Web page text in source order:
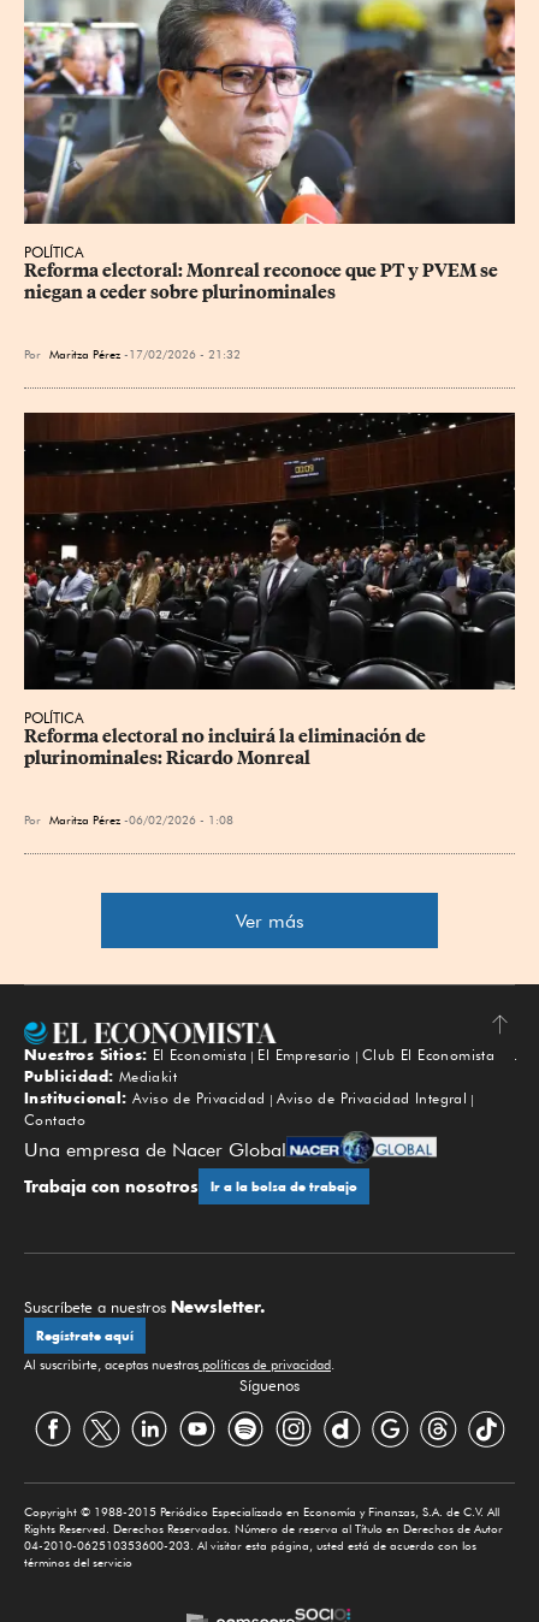
POLÍTICA
Reforma electoral: Monreal reconoce que PT y PVEM se
niegan a ceder sobre plurinominales
Por Maritza Pérez 17/02/2026 - 21:32
POLÍTICA
Reforma electoral no incluirá la eliminación de
plurinominales: Ricardo Monreal
Por Maritza Pérez 06/02/2026 - 1:08
Ver más
Subir
Nuestros Sitios: El Economista El Empresario
Club El Economista
Publicidad: Mediakit
Institucional: Aviso de Privacidad
Aviso de Privacidad Integral
Contacto
Una empresa de Nacer Global
Trabaja con nosotros Ir a la bolsa de trabajo
Suscríbete a nuestros Newsletter.
Regístrate aquí
Al suscribirte, aceptas nuestras políticas de privacidad.
Síguenos
Copyright © 1988-2015 Periódico Especializado en Economía y Finanzas, S.A. de C.V. All
Rights Reserved. Derechos Reservados. Número de reserva al Título en Derechos de Autor
04-2010-062510353600-203. Al visitar esta página, usted está de acuerdo con los
términos del servicio